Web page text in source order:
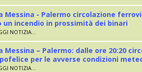
Messina - Palermo circolazione
un incendio in prossimità dei binari
NOTIZIA...
Messina – Palermo: dalle ore 20:20
per le avverse condizioni
NOTIZIA...